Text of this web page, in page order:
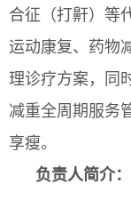
合征（打鼾）等
运动康复、药物
理诊疗方案，
同
减重全周期服务
享瘦。
负责人简介：